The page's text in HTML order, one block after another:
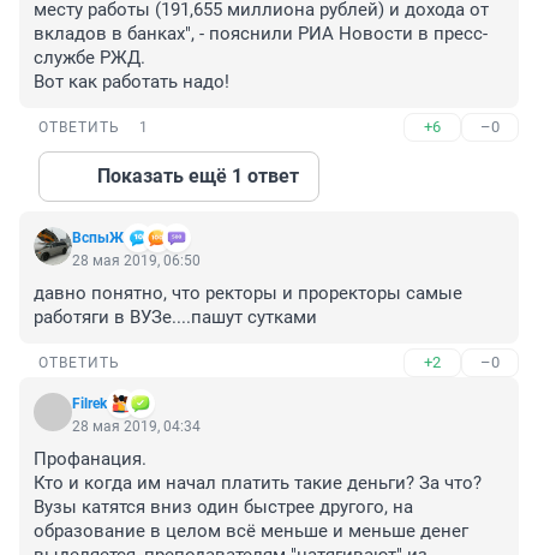
месту работы (191,655 миллиона рублей) и дохода от
вкладов в банках", - пояснили РИА Новости в пресс-
службе РЖД.
Вот как работать надо!
ОТВЕТИТЬ 1 +6 –0
Показать ещё 1 ответ
ВспыЖ
28 мая 2019, 06:50
давно понятно, что ректоры и проректоры самые
работяги в ВУЗе....пашут сутками
ОТВЕТИТЬ +2 –0
Filrek
28 мая 2019, 04:34
Профанация.
Кто и когда им начал платить такие деньги? За что?
Вузы катятся вниз один быстрее другого, на
образование в целом всё меньше и меньше денег